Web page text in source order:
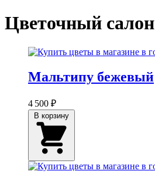
Цветочный салон
Мальтипу бежевый
4 500 ₽